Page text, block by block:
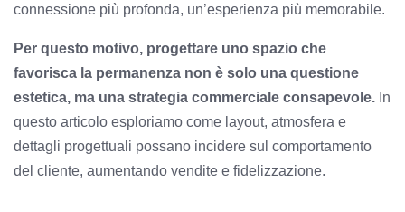
connessione più profonda, un’esperienza più memorabile.
Per questo motivo, progettare uno spazio che
favorisca la permanenza non è solo una questione
estetica, ma una strategia commerciale consapevole. In
questo articolo esploriamo come layout, atmosfera e
dettagli progettuali possano incidere sul comportamento
del cliente, aumentando vendite e fidelizzazione.